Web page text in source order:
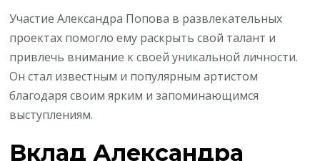
Участие Александра Попова в развлекательных
проектах помогло ему раскрыть свой талант и
привлечь внимание к своей уникальной личности.
Он стал известным и популярным артистом
благодаря своим ярким и запоминающимся
выступлениям.
Вклад Александра